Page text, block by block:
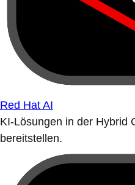
Red Hat AI
KI-Lösungen in der Hybrid
bereitstellen.